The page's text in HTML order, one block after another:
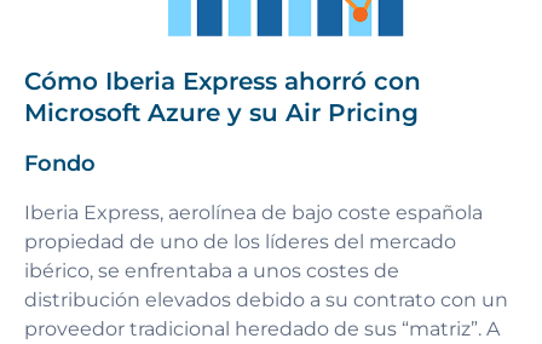
Cómo Iberia Express ahorró con
Microsoft Azure y su Air Pricing
Fondo
Iberia Express, aerolínea de bajo coste española
propiedad de uno de los líderes del mercado
ibérico, se enfrentaba a unos costes de
distribución elevados debido a su contrato con un
proveedor tradicional heredado de sus “matriz”. A